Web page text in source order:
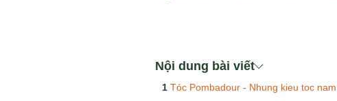
Nội dung bài viết
Tóc Pombadour - Nhung kieu toc